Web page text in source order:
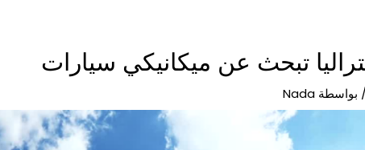
تبحث عن ميكانيكي سيارات
/ بواسطة Nada